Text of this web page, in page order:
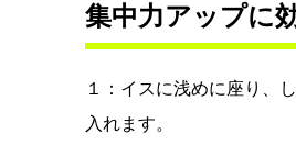
集中力アップに
１：イスに浅めに座り、
入れます。